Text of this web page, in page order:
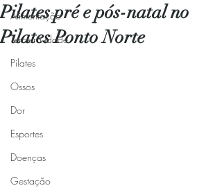
Alimentação
Terceira idade
Pilates
Ossos
Dor
Esportes
Doenças
Gestação
Pilates pré e pós-natal no
Pilates Ponto Norte